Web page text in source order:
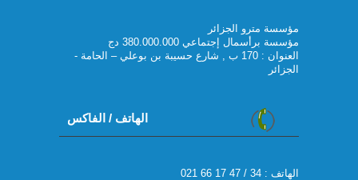
مؤسسة مترو الجزائر
مؤسسة برأسمال إجتماعي 380.000.000 دج
العنوان : 170 ب , شارع حسيبة بن بوعلي – الحامة -
الجزائر
الهاتف / الفاكس
021 66 17 47 / 34 : الهاتف